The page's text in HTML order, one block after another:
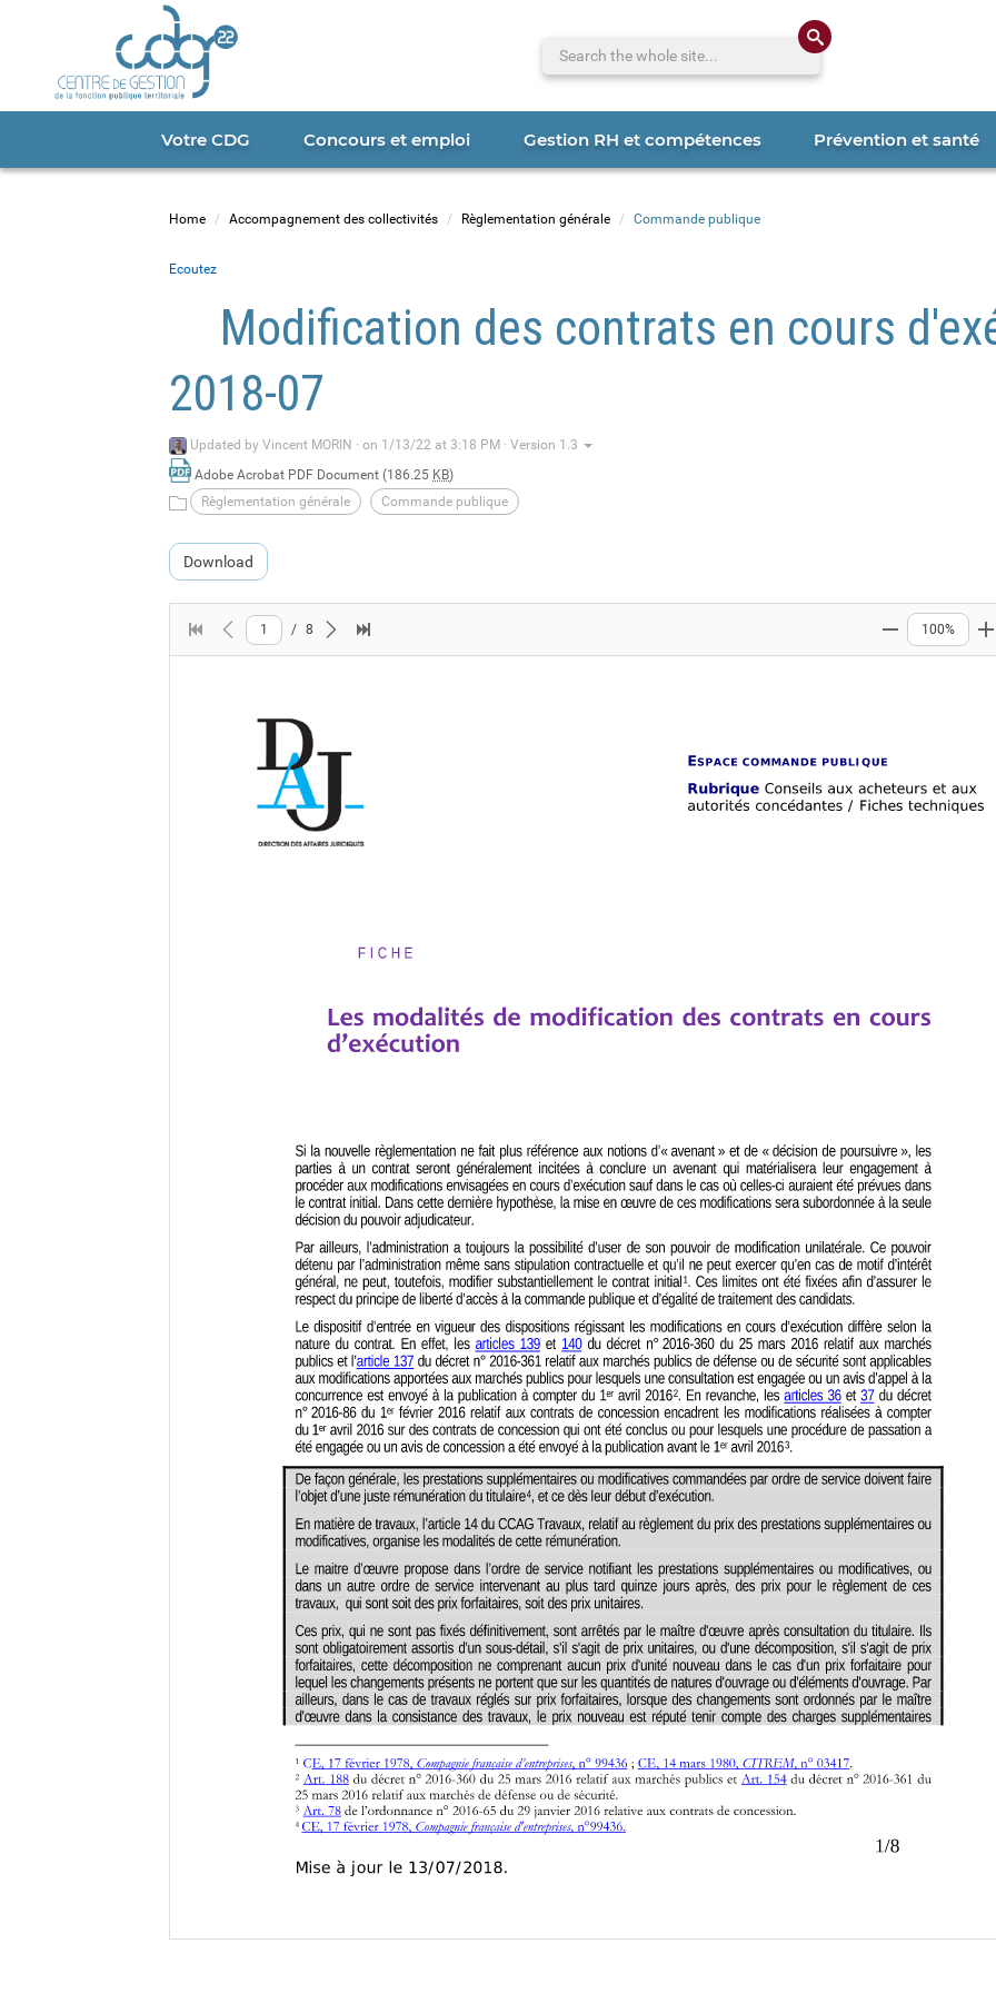
CDG
Search the whole
Votre CDG Concours et emploi Gestion RH et compétences Prévention et santé
Home Accompagnement des collectivités Règlementation générale Commande publique
Ecoutez
Modification des contrats en cours
2018-07
Updated by Vincent MORIN · on 1/13/22 at 3:18 PM · Version 1.3
Adobe Acrobat PDF Document (186.25 KB)
Règlementation générale
Commande publique
Download
First pagePrevious page
1 / 8
Next pageLast page Zoom out
100%
Cookies management panel